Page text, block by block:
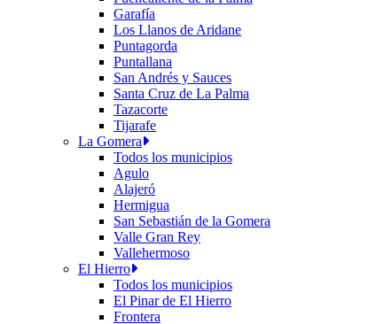
Garafía
Los Llanos de Aridane
Puntagorda
Puntallana
San Andrés y Sauces
Santa Cruz de La Palma
Tazacorte
Tijarafe
La Gomera
Todos los municipios
Agulo
Alajeró
Hermigua
San Sebastián de la Gomera
Valle Gran Rey
Vallehermoso
El Hierro
Todos los municipios
El Pinar de El Hierro
Frontera